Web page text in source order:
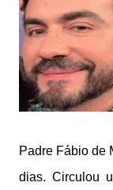
Padre Fábio de
dias. Circulou